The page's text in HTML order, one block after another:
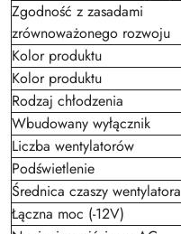
Zgodność z zasadami
zrównoważonego rozwoju
Kolor produktu
Kolor produktu
Rodzaj chłodzenia
Wbudowany wyłącznik
Liczba wentylatorów
Podświetlenie
Średnica czaszy wentylatora
Łączna moc (-12V)